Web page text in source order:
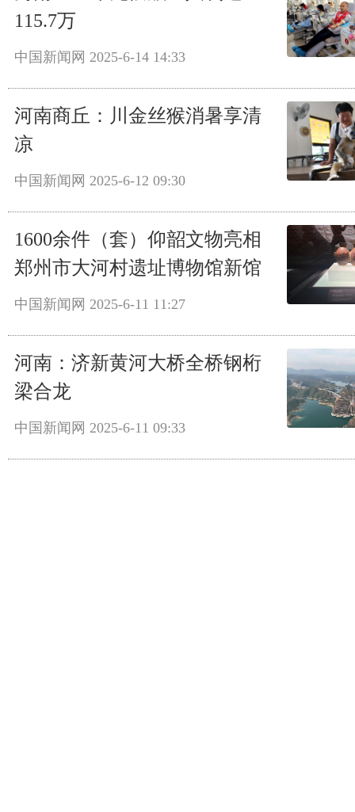
115.7万
中国新闻网 2025-6-14 14:33
河南商丘：川金丝猴消暑享清
凉
中国新闻网 2025-6-12 09:30
1600余件（套）仰韶文物亮相
郑州市大河村遗址博物馆新馆
中国新闻网 2025-6-11 11:27
河南：济新黄河大桥全桥钢桁
梁合龙
中国新闻网 2025-6-11 09:33